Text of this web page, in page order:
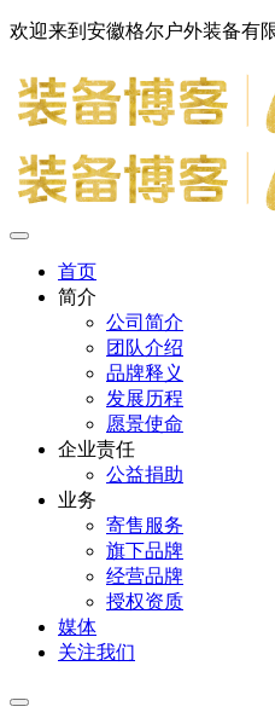
欢迎来到安徽格尔户外装备有
首页
简介
公司简介
团队介绍
品牌释义
发展历程
愿景使命
企业责任
公益捐助
业务
寄售服务
旗下品牌
经营品牌
授权资质
媒体
关注我们